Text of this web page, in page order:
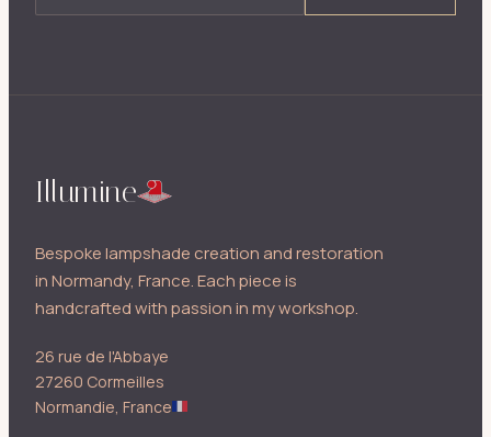
Illumine
Bespoke lampshade creation and restoration
in Normandy, France. Each piece is
handcrafted with passion in my workshop.
26 rue de l'Abbaye
27260 Cormeilles
Normandie, France